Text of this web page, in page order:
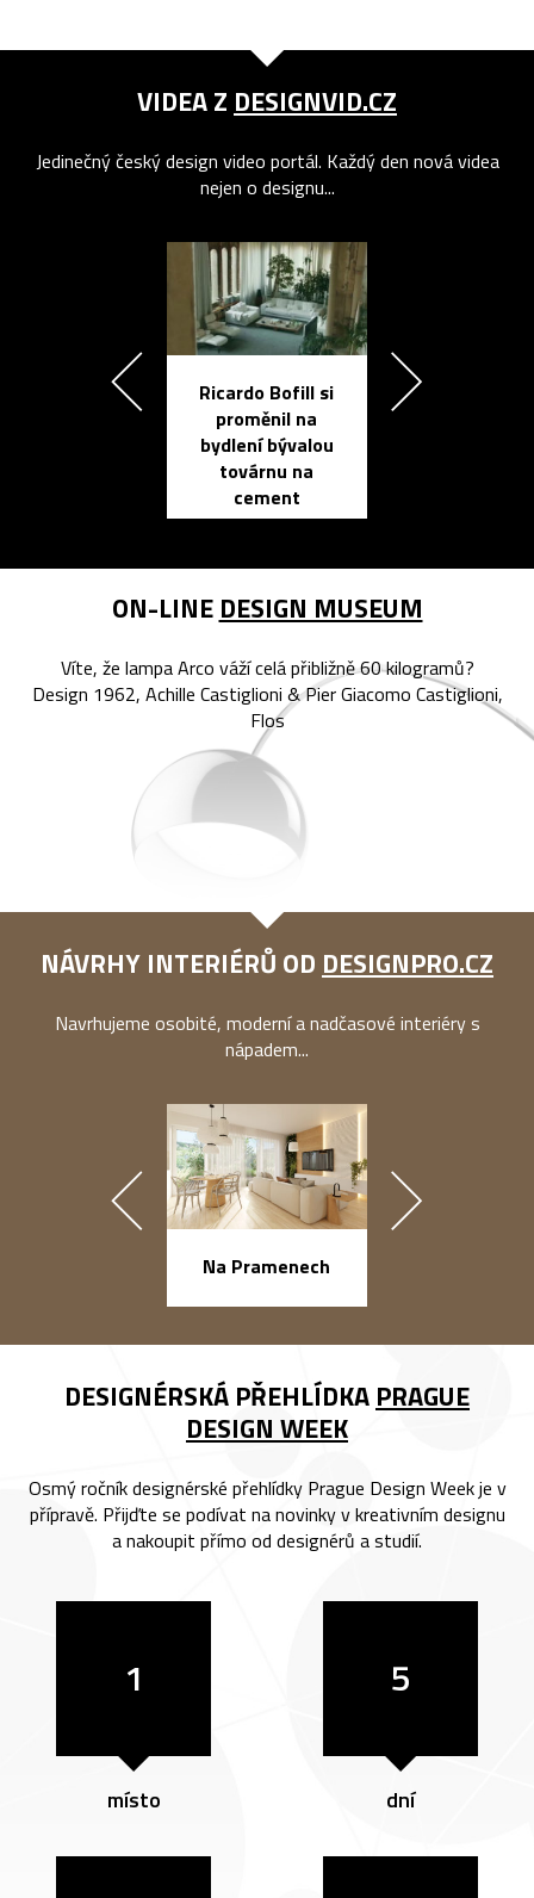
VIDEA Z DESIGNVID.CZ
Jedinečný český design video portál. Každý den nová videa
nejen o designu...
Ricardo Bofill si
proměnil na
bydlení bývalou
továrnu na
cement
ON-LINE DESIGN MUSEUM
Víte, že lampa Arco váží celá přibližně 60 kilogramů?
Design 1962, Achille Castiglioni & Pier Giacomo Castiglioni,
Flos
NÁVRHY INTERIÉRŮ OD DESIGNPRO.CZ
Navrhujeme osobité, moderní a nadčasové interiéry s
nápadem...
Na Pramenech
DESIGNÉRSKÁ PŘEHLÍDKA PRAGUE
DESIGN WEEK
Osmý ročník designérské přehlídky Prague Design Week je v
přípravě. Přijďte se podívat na novinky v kreativním designu
a nakoupit přímo od designérů a studií.
1
místo
5
dní